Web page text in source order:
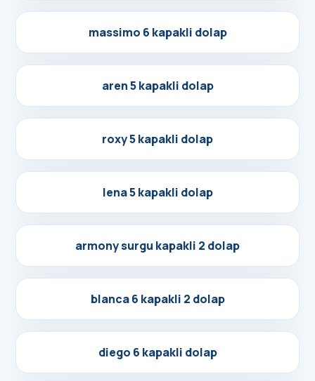
Detayları Gör
massimo 6 kapakli dolap
Detayları Gör
aren 5 kapakli dolap
Detayları Gör
roxy 5 kapakli dolap
Detayları Gör
lena 5 kapakli dolap
Detayları Gör
armony surgu kapakli 2 dolap
Detayları Gör
blanca 6 kapakli 2 dolap
Detayları Gör
diego 6 kapakli dolap